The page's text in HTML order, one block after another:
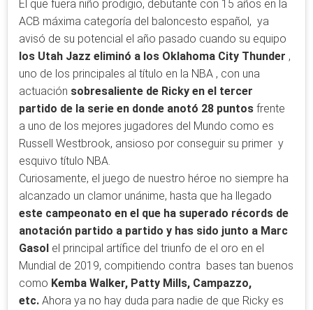
El que fuera niño prodigio, debutante con 15 años en la
ACB máxima categoría del baloncesto español, ya
avisó de su potencial el año pasado cuando su equipo
los Utah Jazz eliminó a los Oklahoma City Thunder ,
uno de los principales al título en la NBA , con una
actuación sobresaliente de Ricky en el tercer
partido de la serie en donde anotó 28 puntos frente
a uno de los mejores jugadores del Mundo como es
Russell Westbrook, ansioso por conseguir su primer y
esquivo título NBA.
Curiosamente, el juego de nuestro héroe no siempre ha
alcanzado un clamor unánime, hasta que ha llegado
este campeonato en el que ha superado récords de
anotación partido a partido y has sido junto a Marc
Gasol el principal artífice del triunfo de el oro en el
Mundial de 2019, compitiendo contra bases tan buenos
como Kemba Walker, Patty Mills, Campazzo,
etc. Ahora ya no hay duda para nadie de que Ricky es